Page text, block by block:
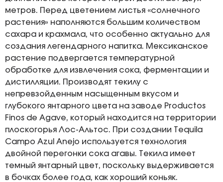
метров. Перед цветением листья «солнечного
растения» наполняются большим количеством
сахара и крахмала, что особенно актуально для
создания легендарного напитка. Мексиканское
растение подвергается температурной
обработке для извлечения сока, ферментации и
дистилляции. Производят текилу с
непревзойденным насыщенным вкусом и
глубокого янтарного цвета на заводе Productos
Finos de Agave, который находится на территории
плоскогорья Лос-Альтос. При создании Tequila
Campo Azul Anejo используется технология
двойной перегонки сока агавы. Текила имеет
темный янтарный цвет, поскольку выдерживается
в бочках более года, как хороший коньяк.